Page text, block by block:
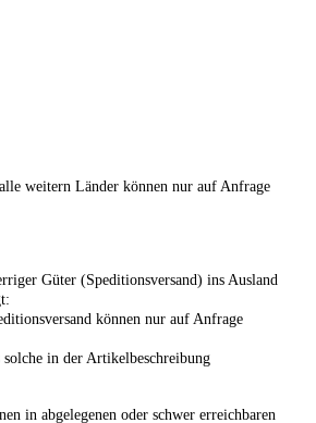
weitern Länder können nur auf Anfrage
Güter (Speditionsversand) ins Ausland
können nur auf Anfrage
in der Artikelbeschreibung
in abgelegenen oder schwer erreichbaren